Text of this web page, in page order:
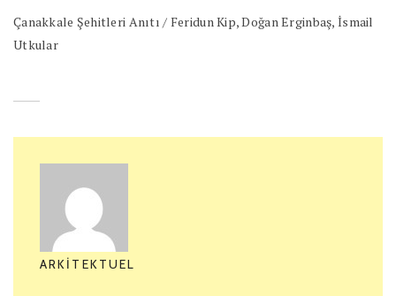
Çanakkale Şehitleri Anıtı / Feridun Kip, Doğan Erginbaş, İsmail
Utkular
ARKITEKTUEL